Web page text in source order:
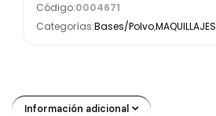
Código:0004671
Categorías:Bases/Polvo,MAQUILLAJES
Información adicional